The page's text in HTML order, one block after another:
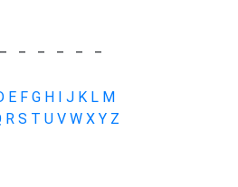
E F G H I J K L M
R S T U V W X Y Z